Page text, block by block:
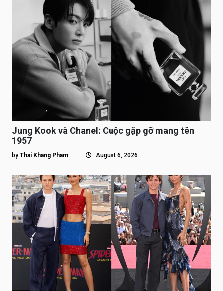
Jung Kook và Chanel: Cuộc gặp gỡ mang tên
1957
by Thai Khang Pham August 6, 2026